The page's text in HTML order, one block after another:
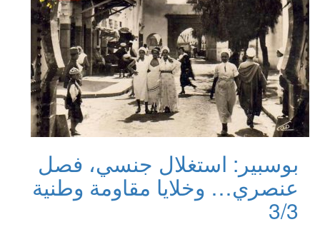
بوسبير: استغلال جنسي، فصل
عنصري… وخلايا مقاومة وطنية
3/3